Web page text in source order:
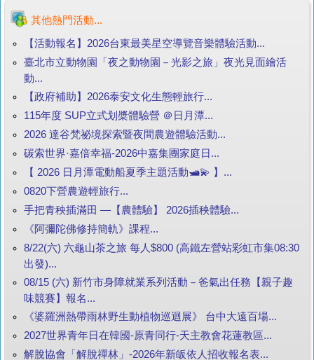
其他熱門活動...
【活動報名】2026台東最美星空導覽音樂體驗活動...
臺北市立動物園「夜之動物園－光影之旅」夜光見面繪活
動...
【政府補助】2026泰安文化生態輕旅行...
115年度 SUP立式划槳體驗營 ＠日月潭...
2026 達谷梵祕境探索暨夜間農遊體驗活動...
碳索世界·嘉倍幸福-2026中嘉集團家庭日...
【 2026 日月潭電動船夏季主題活動🛥️💫 】...
0820下營農遊輕旅行...
手把青秧插滿田 —【農體驗】 2026插秧體驗...
《阿彌陀佛修持簡軌》課程...
8/22(六) 六龜山茶之旅 每人$800 (高鐵左營站彩虹市集08:30
出發)...
08/15 (六) 新竹市身障就業系列活動－爸氣出任務【親子趣
味競賽】報名...
《婆羅洲熱帶雨林野生動植物巡迴展》 台中大遠百場...
2027世界青年日在韓國-原青同行-天主教會花蓮教區...
解脫協會「解脫禪林」-2026年新皈依人招收報名表...